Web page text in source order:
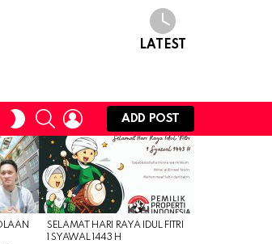
LATEST
SWITCH
SKIN
SEARCHLOGIN
ADD POST
SELAMAT HARI RAYA IDUL FITRI
1 SYAWAL 1443 H